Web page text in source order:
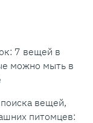
7 вещей в
можно мыть в
вещей,
питомцев: